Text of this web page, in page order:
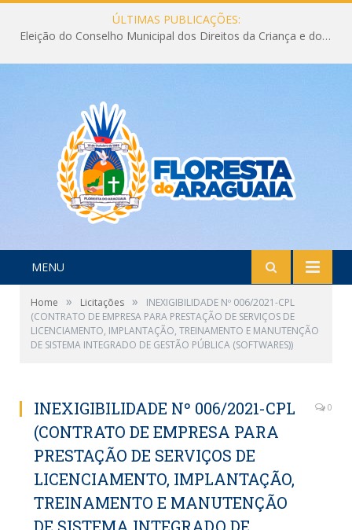
ÚLTIMAS PUBLICAÇÕES:
Eleição do Conselho Municipal dos Direitos da Criança e do Adolescente CMDCA 2026
MENU
Home » Licitações »
INEXIGIBILIDADE Nº 006/2021-CPL
(CONTRATO DE EMPRESA PARA PRESTAÇÃO DE SERVIÇOS DE
LICENCIAMENTO, IMPLANTAÇÃO, TREINAMENTO E MANUTENÇÃO
DE SISTEMA INTEGRADO DE GESTÃO PÚBLICA (SOFTWARES))
INEXIGIBILIDADE Nº 006/2021-CPL
(CONTRATO DE EMPRESA PARA
PRESTAÇÃO DE SERVIÇOS DE
LICENCIAMENTO, IMPLANTAÇÃO,
TREINAMENTO E MANUTENÇÃO
0